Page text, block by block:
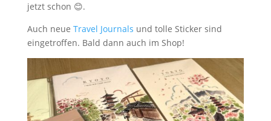
jetzt schon 😊.
Auch neue Travel Journals und tolle Sticker sind
eingetroffen. Bald dann auch im Shop!